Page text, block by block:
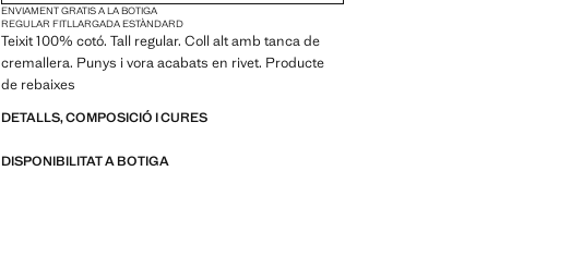
ENVIAMENT GRATIS A LA BOTIGA
REGULAR FITLLARGADA ESTÀNDARD
Teixit 100% cotó. Tall regular. Coll alt amb tanca de
cremallera. Punys i vora acabats en rivet. Producte
de rebaixes
DETALLS, COMPOSICIÓ I CURES
DISPONIBILITAT A BOTIGA